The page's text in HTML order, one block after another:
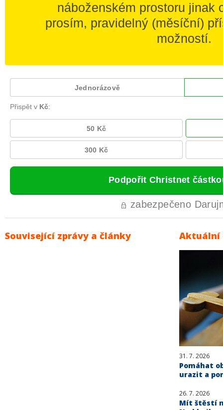
Související zprávy a články Aktuální
31. 7. 2026
Pomáhat
urazit a
26. 7. 2026
Mít štěstí